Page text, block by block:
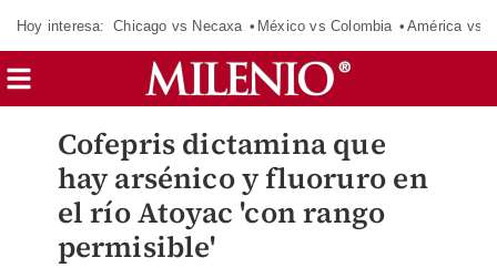
Hoy interesa: Chicago vs Necaxa México vs Colombia América vs
Cofepris dictamina que
hay arsénico y fluoruro en
el río Atoyac 'con rango
permisible'